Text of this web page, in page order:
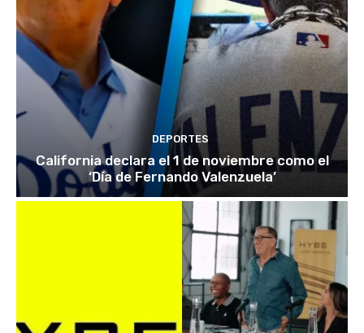
DEPORTES
California declara el 1 de noviembre como el
‘Día de Fernando Valenzuela’